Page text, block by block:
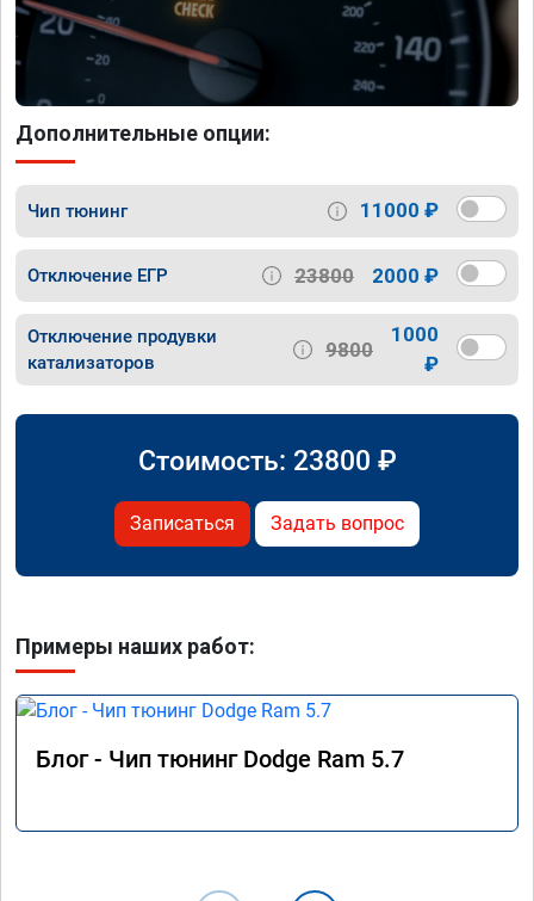
Дополнительные опции:
Чип тюнинг 11000 ₽
Отключение ЕГР 23800 2000 ₽
Отключение продувки
катализаторов
9800
1000
₽
Стоимость: 23800 ₽
Записаться Задать вопрос
Примеры наших работ:
Блог - Чип тюнинг Dodge Ram 5.7